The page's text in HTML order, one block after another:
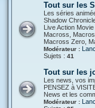
Tout sur les
Les séries
Shadow
Live Action
Macross,
Macross Zero,
Modérateur :
Sujets : 41
Tout sur les
Les news, vos
PENSEZ à
News et les
Modérateur :